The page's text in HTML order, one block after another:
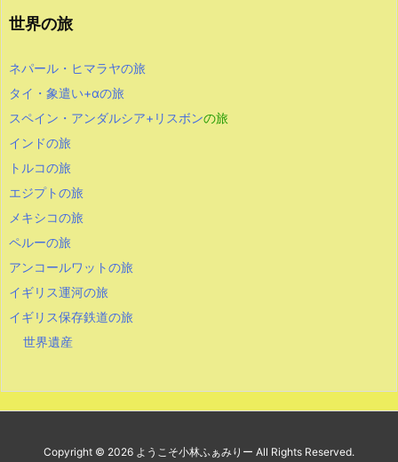
世界の旅
ネパール・ヒマラヤの旅
タイ・象遣い+αの旅
スペイン・アンダルシア+リスボンの旅
インドの旅
トルコの旅
エジプトの旅
メキシコの旅
ペルーの旅
アンコールワットの旅
イギリス運河の旅
イギリス保存鉄道の旅
世界遺産
Copyright © 2026 ようこそ小林ふぁみりー All Rights Reserved.